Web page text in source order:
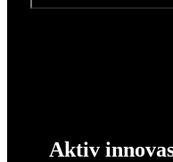
Aktiv